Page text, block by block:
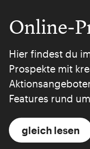
Online-
Hier findest du
Prospekte mit
Features rund
gleich lesen